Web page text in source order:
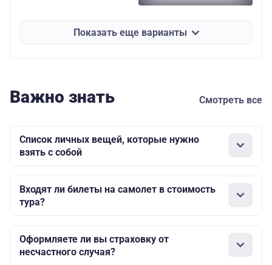
Показать еще варианты
Важно знать Смотреть все
Список личных вещей, которые нужно
взять с собой
Входят ли билеты на самолет в стоимость
тура?
Оформляете ли вы страховку от
несчастного случая?